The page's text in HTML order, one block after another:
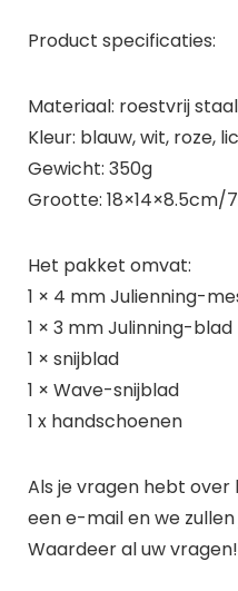
Product specificaties:
Materiaal: roestvrij staal
Kleur: blauw, wit, roze,
Gewicht: 350g
Grootte: 18×14×8.5cm/
Het pakket omvat:
1 × 4 mm Julienning-
1 × 3 mm Julinning-blad
1 × snijblad
1 × Wave-snijblad
1 x handschoenen
Als je vragen hebt
een e-mail en we
Waardeer al uw vragen!